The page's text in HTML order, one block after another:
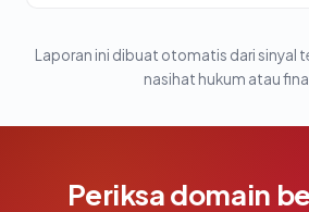
Laporan ini dibuat otomatis dari sinyal
nasihat hukum atau
Periksa domain